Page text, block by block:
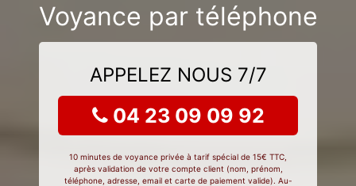
Voyance par téléphone
APPELEZ NOUS 7/7
04 23 09 09 92
10 minutes de voyance privée à tarif spécial de 15€ TTC,
après validation de votre compte client (nom, prénom,
téléphone, adresse, email et carte de paiement valide). Au-